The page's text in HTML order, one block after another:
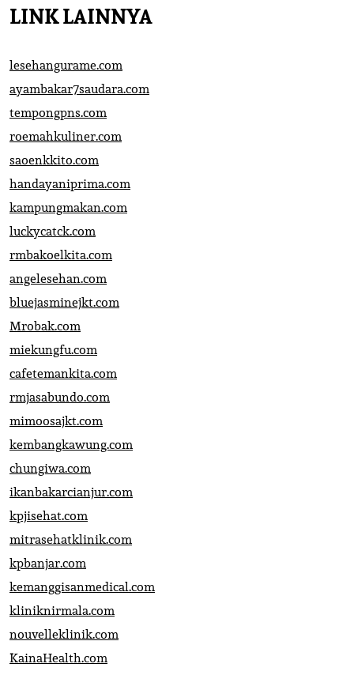
LINK LAINNYA
lesehangurame.com
ayambakar7saudara.com
tempongpns.com
roemahkuliner.com
saoenkkito.com
handayaniprima.com
kampungmakan.com
luckycatck.com
rmbakoelkita.com
angelesehan.com
bluejasminejkt.com
Mrobak.com
miekungfu.com
cafetemankita.com
rmjasabundo.com
mimoosajkt.com
kembangkawung.com
chungiwa.com
ikanbakarcianjur.com
kpjisehat.com
mitrasehatklinik.com
kpbanjar.com
kemanggisanmedical.com
kliniknirmala.com
nouvelleklinik.com
KainaHealth.com